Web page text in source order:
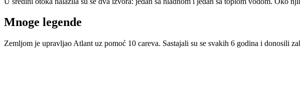
Mnoge legende
Zemljom je upravljao Atlant uz pomoć 10 careva. Sastajali su se svakih 6 godina i donosili